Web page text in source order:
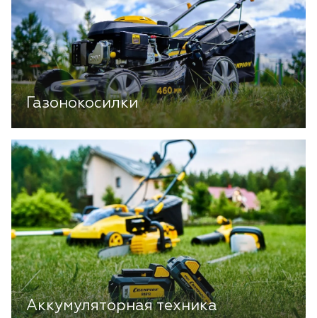
Газонокосилки
Аккумуляторная техника